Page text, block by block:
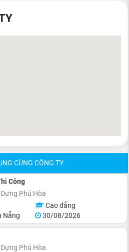
CÙNG CÔNG TY
Công
Phú Hòa
Cao đẳng
Nẵng
30/08/2026
Phú Hòa